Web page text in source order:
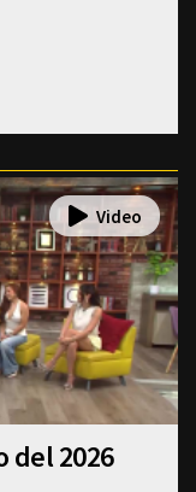
del 2026